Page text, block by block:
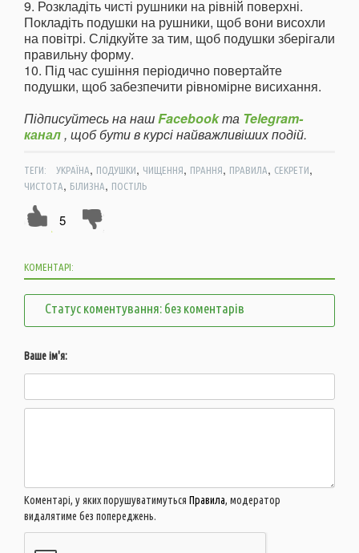
9. Розкладіть чисті рушники на рівній поверхні.
Покладіть подушки на рушники, щоб вони висохли
на повітрі. Слідкуйте за тим, щоб подушки зберігали
правильну форму.
10. Під час сушіння періодично повертайте
подушки, щоб забезпечити рівномірне висихання.
Підписуйтесь на нашFacebookта Telegram-
канал, щоб бути в курсі найважливіших подій.
ТЕГИ: УКРАЇНА, ПОДУШКИ, ЧИЩЕННЯ, ПРАННЯ, ПРАВИЛА, СЕКРЕТИ,
ЧИСТОТА, БІЛИЗНА, ПОСТІЛЬ
5
КОМЕНТАРІ:
Статус коментування: без коментарів
Ваше ім'я:
Коментарі, у яких порушуватимуться Правила, модератор
видалятиме без попереджень.